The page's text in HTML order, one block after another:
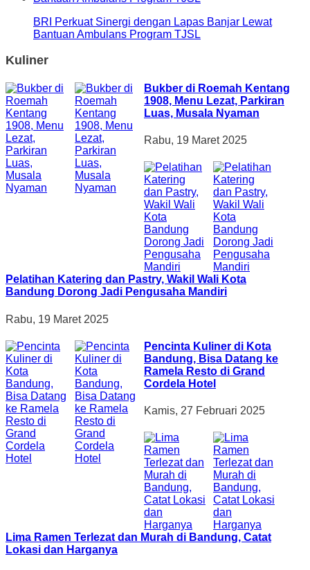
BRI Perkuat Sinergi dengan Lapas Banjar Lewat
Bantuan Ambulans Program TJSL
Kuliner
Bukber di Roemah Kentang
1908, Menu Lezat, Parkiran
Luas, Musala Nyaman
Rabu, 19 Maret 2025
Pelatihan Katering dan Pastry, Wakil Wali Kota
Bandung Dorong Jadi Pengusaha Mandiri
Rabu, 19 Maret 2025
Pencinta Kuliner di Kota
Bandung, Bisa Datang ke
Ramela Resto di Grand
Cordela Hotel
Kamis, 27 Februari 2025
Lima Ramen Terlezat dan Murah di Bandung, Catat
Lokasi dan Harganya